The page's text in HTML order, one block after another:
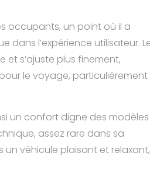
occupants, un point où il a
l’expérience utilisateur.
et s’ajuste plus finement,
le voyage, particulièrement
un confort digne des modèles
assez rare dans sa
un véhicule plaisant et relaxant,